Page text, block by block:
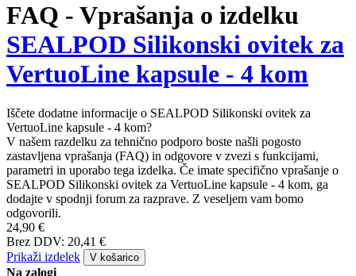
FAQ - Vprašanja o izdelku
SEALPOD Silikonski ovitek za
VertuoLine kapsule - 4 kom
Iščete dodatne informacije o SEALPOD Silikonski ovitek za
VertuoLine kapsule - 4 kom?
V našem razdelku za tehnično podporo boste našli pogosto
zastavljena vprašanja (FAQ) in odgovore v zvezi s funkcijami,
parametri in uporabo tega izdelka. Če imate specifično vprašanje o
SEALPOD Silikonski ovitek za VertuoLine kapsule - 4 kom, ga
dodajte v spodnji forum za razprave. Z veseljem vam bomo
odgovorili.
24,90 €
Brez DDV: 20,41 €
Prikaži izdelek
V košarico
Na zalogi